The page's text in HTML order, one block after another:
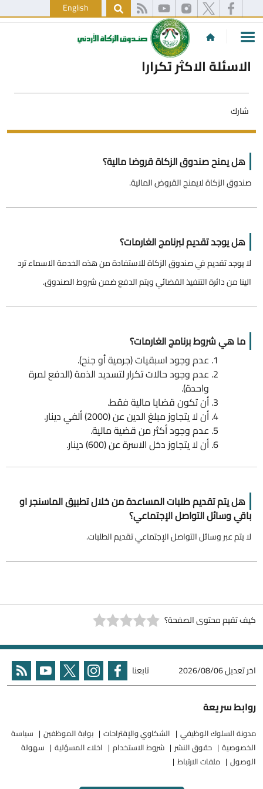
English
الاسئلة الاكثر تكرارا
شارك
هل يمنح صندوق الزكاة قروضا مالية؟
صندوق الزكاة لايمنح القروض المالية.
هل يوجد تقديم لبرنامج الغارمات؟
لا يوجد تقديم في صندوق الزكاة للاستفادة من هذه الخدمة الاسماء ترد
الينا من دائرة التنفيذ القضائي ويتم الدفع ضمن شروط الصندوق.
ما هي شروط برنامج الغارمات؟
عدم وجود اسبقيات (جرمية أو جنح).
عدم وجود حالات تكرار لتسديد الذمة (الدفع لمرة
واحدة).
أن تكون قضايا مالية فقط.
أن لا يتجاوز مبلغ الدين عن (2000) ألفي دينار.
عدم وجود أكثر من قضية مالية.
أن لا يتجاوز دخل الاسرة عن (600) دينار.
هل يتم تقديم طلبات المساعدة من خلال تطبيق الماسنجر او
باقي وسائل التواصل الإجتماعي؟
لا يتم عبر وسائل التواصل الإجتماعي تقديم الطلبات.
كيف تقيم محتوى الصفحة؟
اخر تعديل2026/08/06 تابعنا
روابط سريعة
مدونة السلوك الوظيفي الشكاوي والإقتراحات بوابة الموظفين
سياسة
الخصوصية
حقوق النشر شروط الاستخدام اخلاء المسؤلية
سهولة
الوصول
ملفات الارتباط